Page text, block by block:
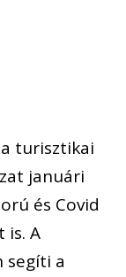
turisztikai
januári
és Covid
is. A
segíti a